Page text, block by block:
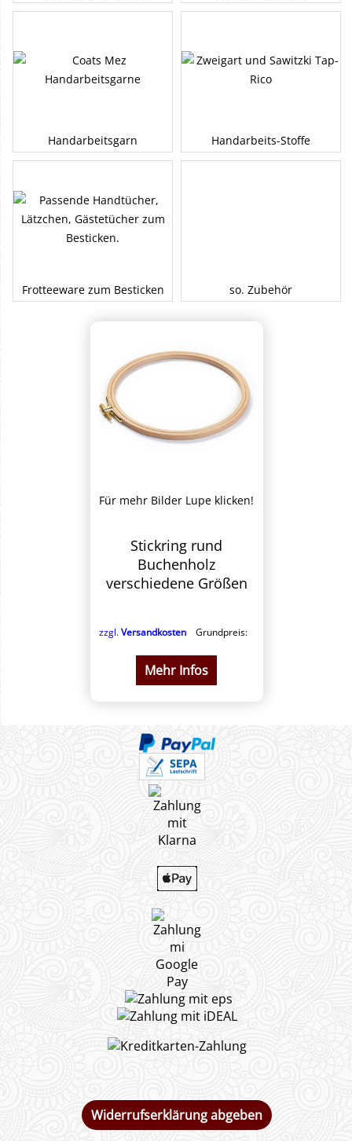
Handarbeitsgarn Handarbeits-Stoffe
Frotteeware zum Besticken so. Zubehör
Für mehr Bilder Lupe klicken!
Stickring rund
Buchenholz
verschiedene Größen
zzgl.Versandkosten Grundpreis:
Mehr Infos
Widerrufserklärung abgeben